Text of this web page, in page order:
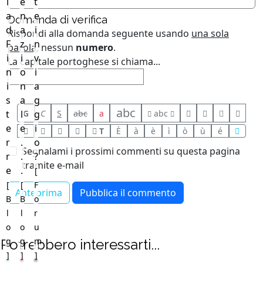
Domanda di verifica
Rispondi alla domanda seguente usando una sola
parola, nessun numero.
La capitale portoghese si chiama...
G C S abc a abc
abc
T
È à è ì ò ù é
Segnalami i prossimi commenti su questa pagina
tramite e-mail
Potrebbero interessarti...
a
d
F
i
n
i
s
t
e
r
r
e
[
B
l
o
g
]
n
a
z
i
o
n
a
l
e
.
.
.
[
B
l
o
g
]
e
i
n
v
i
a
g
g
i
o
?
[
F
o
r
u
m
]